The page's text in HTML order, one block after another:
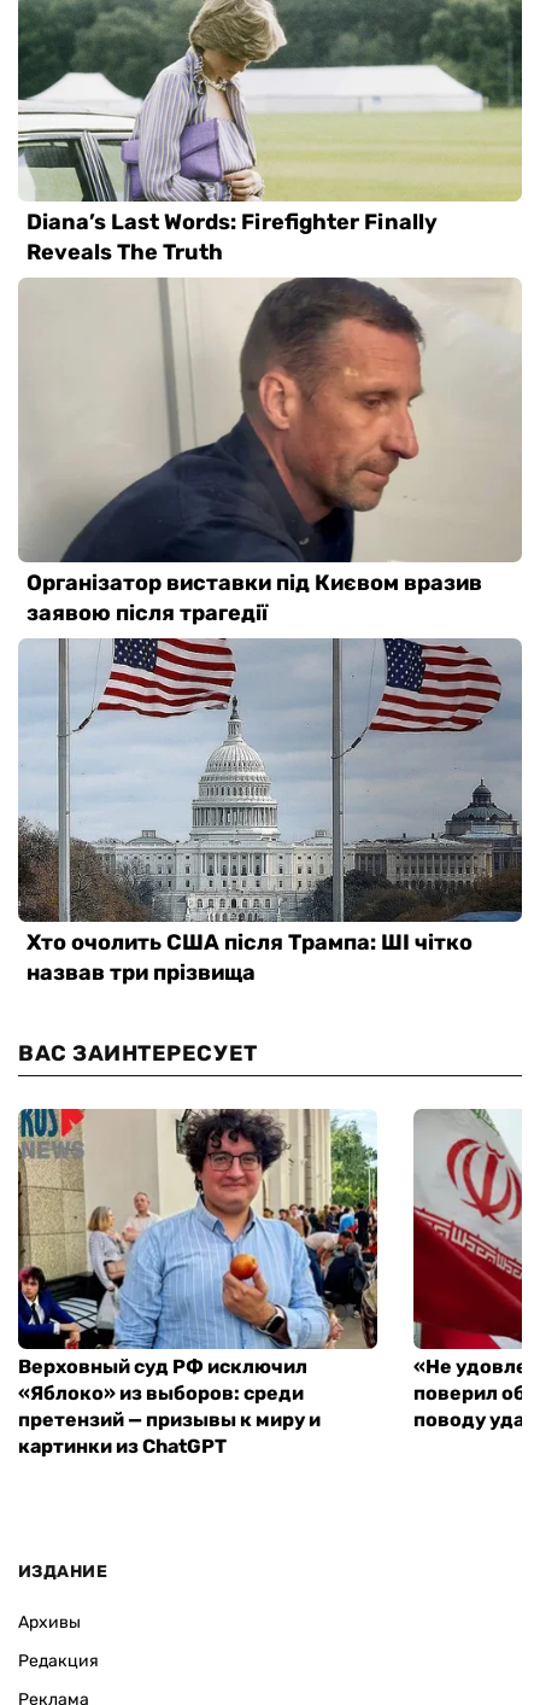
ВАС ЗАИНТЕРЕСУЕТ
Верховный суд РФ исключил
«Яблоко» из выборов: среди
претензий — призывы к миру и
картинки из ChatGPT
«Не
поверил
поводу
ИЗДАНИЕ
Архивы
Редакция
Реклама